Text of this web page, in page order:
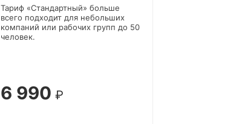
Тариф «Стандартный» больше
всего подходит для небольших
компаний или рабочих групп до 50
человек.
6 990 ₽